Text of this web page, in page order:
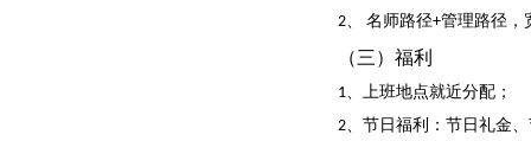
2、 名师路径+管理路径
（三）福利
1、上班地点就近分配；
2、节日福利：节日礼金